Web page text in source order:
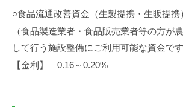
○食品流通改善資金（生製提携・生販提携
（食品製造業者・食品販売業者等の方が
して行う施設整備にご利用可能な資金です
【金利】 0.16～0.20%